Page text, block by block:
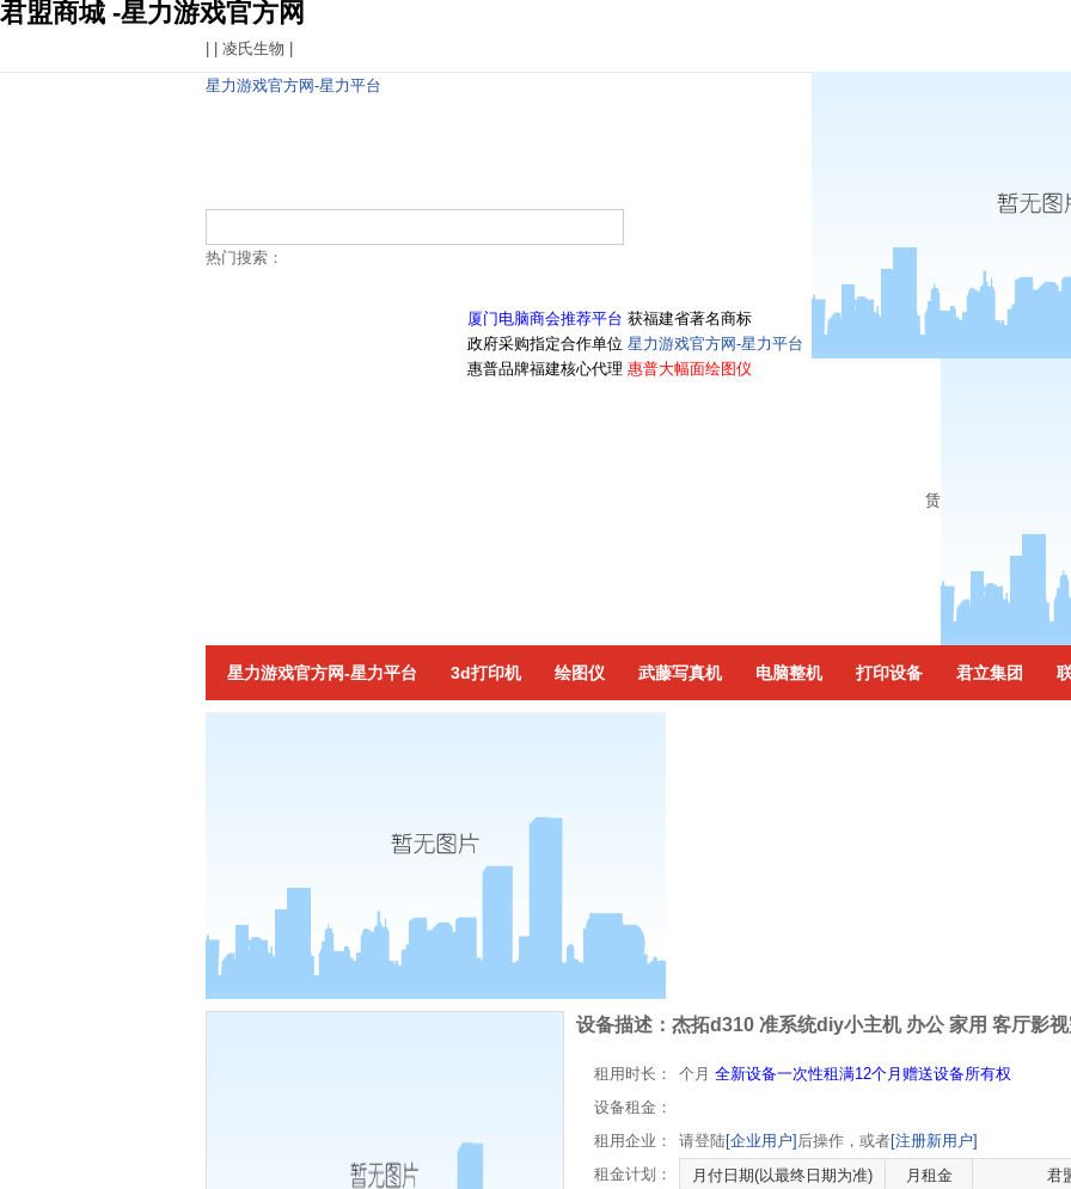
君盟商城 -星力游戏官方网
凌氏生物
赁
星力游戏官方网-星力平台
热门搜索：
厦门电脑商会推荐平台 获福建省著名商标
政府采购指定合作单位 星力游戏官方网-星力平台
惠普品牌福建核心代理 惠普大幅面绘图仪
星力游戏官方网-星力平台 3d打印机 绘图仪 武藤写真机 电脑整机 打印设备 君立集团
设备描述： 杰拓d310 准系统diy小主机 办公 家用 客厅影
租用时长： 个月 全新设备一次性租满12个月赠送设备所有权
设备租金：
租用企业：
请登陆[企业用户] 后操作，或者[注册新用户]
租金计划：
月付日期(以最终日期为准) 月租金
君